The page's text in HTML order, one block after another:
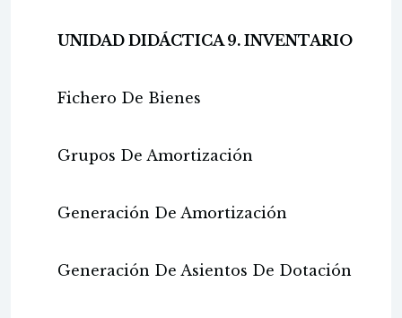
UNIDAD DIDÁCTICA 9. INVENTARIO
Fichero De Bienes
Grupos De Amortización
Generación De Amortización
Generación De Asientos De Dotación